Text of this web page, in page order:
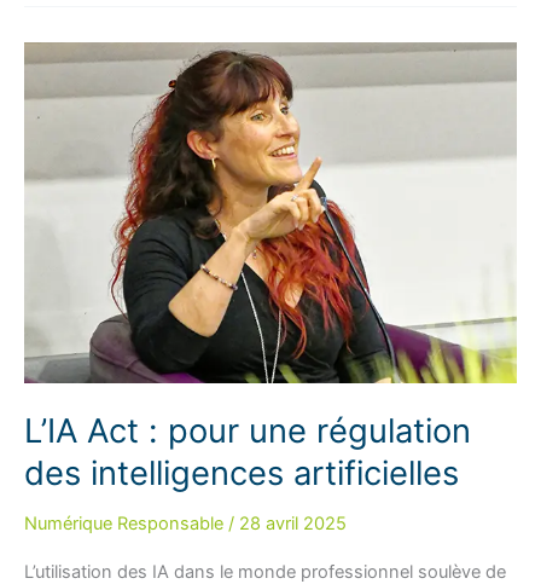
et
conseils
L’IA Act : pour une régulation
des intelligences artificielles
Numérique Responsable / 28 avril 2025
L’utilisation des IA dans le monde professionnel soulève de